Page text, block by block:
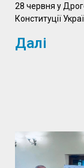
28 червня у
Конституції
Далі